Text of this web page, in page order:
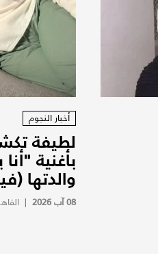
أخبار النجوم
لطيفة
بأغنية
والدتها
08 آب 2026 |